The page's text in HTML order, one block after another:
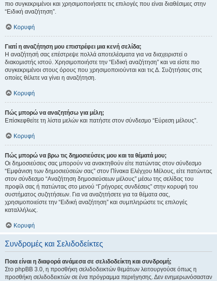
πιο συγκεκριμένοι και χρησιμοποιήσετε τις επιλογές που είναι διαθέσιμες στην
“Ειδική αναζήτηση”.
Κορυφή
Γιατί η αναζήτηση μου επιστρέφει μια κενή σελίδα;
Η αναζήτησή σας επέστρεψε πολλά αποτελέσματα για να διαχειριστεί ο
διακομιστής ιστού. Χρησιμοποιήστε την “Ειδική αναζήτηση” και να είστε πιο
συγκεκριμένοι στους όρους που χρησιμοποιούνται και τις Δ. Συζητήσεις στις
οποίες θέλετε να γίνει η αναζήτηση.
Κορυφή
Πώς μπορώ να αναζητήσω για μέλη;
Επίσκεφθείτε τη λίστα μελών και πατήστε στον σύνδεσμο “Εύρεση μέλους”.
Κορυφή
Πώς μπορώ να βρω τις δημοσιεύσεις μου και τα θέματά μου;
Οι δημοσιεύσεις σας μπορούν να ανακτηθούν είτε πατώντας στον σύνδεσμο
“Εμφάνιση των δημοσιεύσεών σας” στον Πίνακα Ελέγχου Μέλους, είτε πατώντας
στον σύνδεσμο “Αναζήτηση δημοσιεύσεων μέλους” μέσω της σελίδας του
προφίλ σας ή πατώντας στο μενού “Γρήγορες συνδέσεις” στην κορυφή του
συστήματος συζητήσεων. Για να αναζητήσετε για τα θέματα σας,
χρησιμοποιείστε την “Ειδική αναζήτηση” και συμπληρώστε τις επιλογές
καταλλήλως.
Κορυφή
Συνδρομές και Σελιδοδείκτες
Ποια είναι η διαφορά ανάμεσα σε σελιδοδείκτη και συνδρομή;
Στο phpBB 3.0, η προσθήκη σελιδοδεικτών θεμάτων λειτουργούσε όπως η
προσθήκη σελιδοδεικτών σε ένα πρόγραμμα περιήγησης. Δεν ενημερωνόσασταν